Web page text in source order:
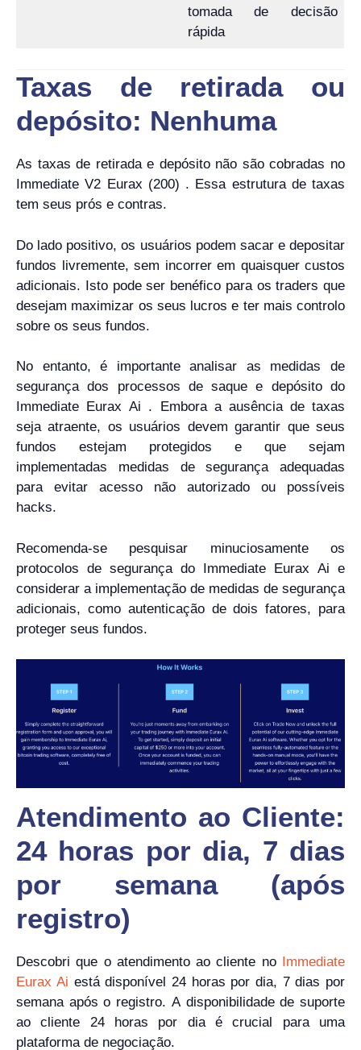
tomada de decisão
rápida
Taxas de retirada ou
depósito: Nenhuma
As taxas de retirada e depósito não são cobradas no
Immediate V2 Eurax (200) . Essa estrutura de taxas
tem seus prós e contras.
Do lado positivo, os usuários podem sacar e depositar
fundos livremente, sem incorrer em quaisquer custos
adicionais. Isto pode ser benéfico para os traders que
desejam maximizar os seus lucros e ter mais controlo
sobre os seus fundos.
No entanto, é importante analisar as medidas de
segurança dos processos de saque e depósito do
Immediate Eurax Ai . Embora a ausência de taxas
seja atraente, os usuários devem garantir que seus
fundos estejam protegidos e que sejam
implementadas medidas de segurança adequadas
para evitar acesso não autorizado ou possíveis
hacks.
Recomenda-se pesquisar minuciosamente os
protocolos de segurança do Immediate Eurax Ai e
considerar a implementação de medidas de segurança
adicionais, como autenticação de dois fatores, para
proteger seus fundos.
Atendimento ao Cliente:
24 horas por dia, 7 dias
por semana (após
registro)
Descobri que o atendimento ao cliente no
Immediate
Eurax Ai está disponível 24 horas por dia, 7 dias por
semana após o registro. A disponibilidade de suporte
ao cliente 24 horas por dia é crucial para uma
plataforma de negociação.